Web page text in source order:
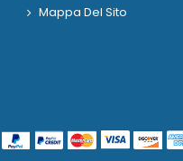
Mappa Del Sito